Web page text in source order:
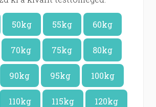
50kg 55kg 60kg
70kg 75kg 80kg
90kg 95kg 100kg
110kg 115kg 120kg